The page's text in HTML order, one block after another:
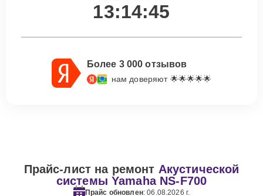
13:14:44
Более 3 000 отзывов
нам доверяют 🌟🌟🌟🌟🌟
Прайс-лист на ремонт Акустической
системы Yamaha NS-F700
Прайс обновлен: 06.08.2026 г.